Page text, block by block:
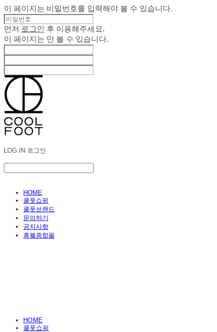
이 페이지는 비밀번호를 입력해야 볼 수 있습니다.
먼저 로그인
후 이용해주세요.
이 페이지는 만 볼 수 있습니다.
LOG IN 로그인
HOME
쿨풋쇼핑
쿨풋브랜드
문의하기
공지사항
휴웰종합몰
HOME
쿨풋쇼핑